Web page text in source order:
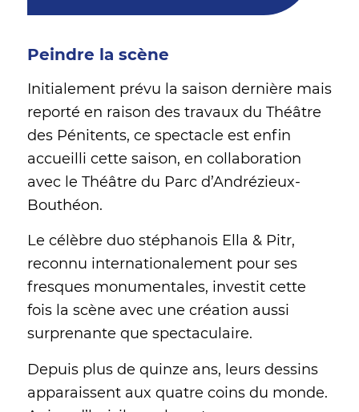
Peindre la scène
Initialement prévu la saison dernière mais
reporté en raison des travaux du Théâtre
des Pénitents, ce spectacle est enfin
accueilli cette saison, en collaboration
avec le Théâtre du Parc d’Andrézieux-
Bouthéon.
Le célèbre duo stéphanois Ella & Pitr,
reconnu internationalement pour ses
fresques monumentales, investit cette
fois la scène avec une création aussi
surprenante que spectaculaire.
Depuis plus de quinze ans, leurs dessins
apparaissent aux quatre coins du monde.